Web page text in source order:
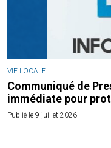
VIE LOCALE
Communiqué de
immédiate pour
Publié le 9 juillet 2026